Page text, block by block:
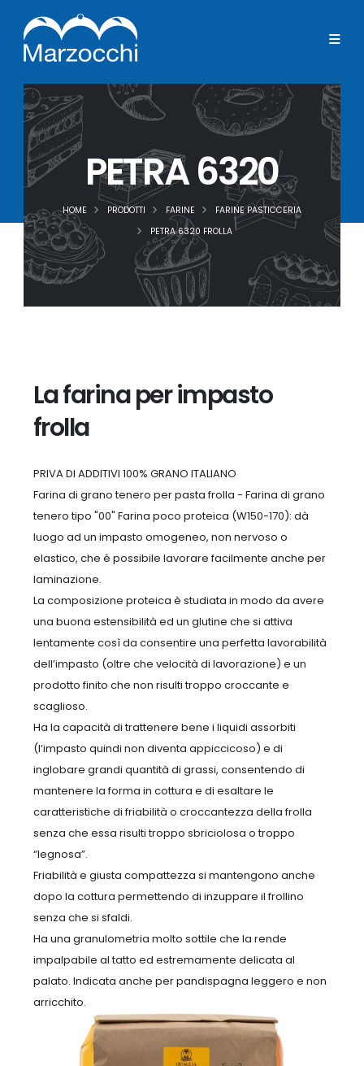
PETRA 6320
HOME PRODOTTI FARINE
FARINE PASTICCERIA
PETRA 6320 FROLLA
La farina per impasto
frolla
PRIVA DI ADDITIVI 100% GRANO ITALIANO
Farina di grano tenero per pasta frolla - Farina di grano
tenero tipo "00" Farina poco proteica (W150-170): dà
luogo ad un impasto omogeneo, non nervoso o
elastico, che è possibile lavorare facilmente anche per
laminazione.
La composizione proteica è studiata in modo da avere
una buona estensibilità ed un glutine che si attiva
lentamente così da consentire una perfetta lavorabilità
dell’impasto (oltre che velocità di lavorazione) e un
prodotto finito che non risulti troppo croccante e
scaglioso.
Ha la capacità di trattenere bene i liquidi assorbiti
(l’impasto quindi non diventa appiccicoso) e di
inglobare grandi quantità di grassi, consentendo di
mantenere la forma in cottura e di esaltare le
caratteristiche di friabilità o croccantezza della frolla
senza che essa risulti troppo sbriciolosa o troppo
“legnosa”.
Friabilità e giusta compattezza si mantengono anche
dopo la cottura permettendo di inzuppare il frollino
senza che si sfaldi.
Ha una granulometria molto sottile che la rende
impalpabile al tatto ed estremamente delicata al
palato. Indicata anche per pandispagna leggero e non
arricchito.